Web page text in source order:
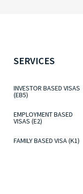
SERVICES
INVESTOR BASED VISAS
(EB5)
EMPLOYMENT BASED
VISAS (E2)
FAMILY BASED VISA (K1)